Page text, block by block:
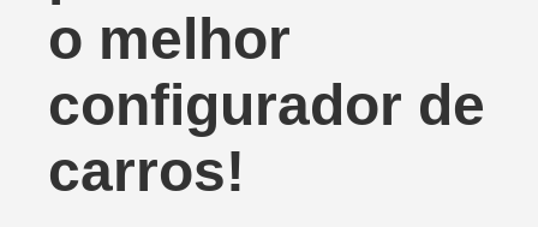
o melhor
configurador de
carros!